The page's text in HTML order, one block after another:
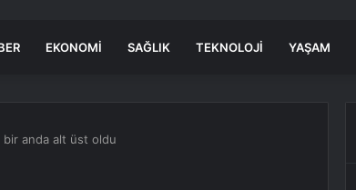
EKONOMI SAĞLIK TEKNOLOJI YAŞAM
bir anda alt üst oldu